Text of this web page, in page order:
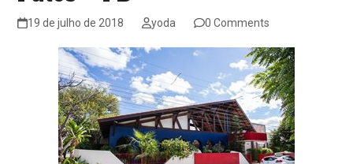
19 de julho de 2018 yoda 0 Comments